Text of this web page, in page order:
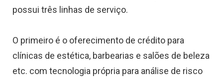
possui três linhas de serviço.
O primeiro é o oferecimento de crédito para
clínicas de estética, barbearias e salões de beleza
etc. com tecnologia própria para análise de risco